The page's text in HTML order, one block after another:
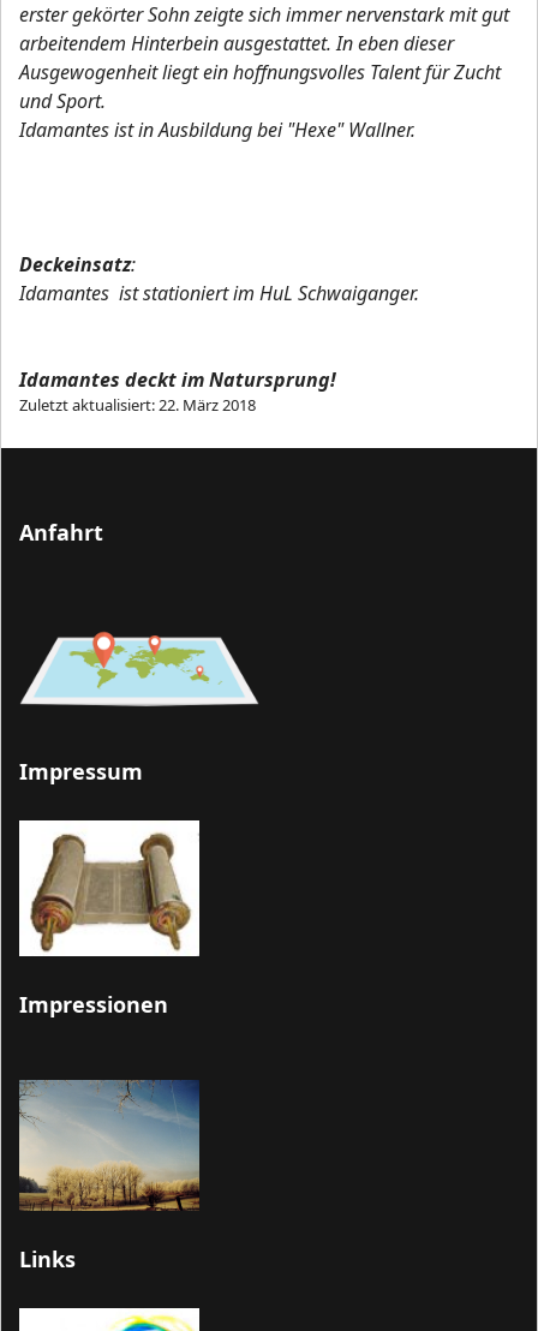
erster gekörter Sohn zeigte sich immer nervenstark mit gut
arbeitendem Hinterbein ausgestattet. In eben dieser
Ausgewogenheit liegt ein hoffnungsvolles Talent für Zucht
und Sport.
Idamantes ist in Ausbildung bei "Hexe" Wallner.
Deckeinsatz:
Idamantes ist stationiert im HuL Schwaiganger.
Idamantes deckt im Natursprung!
Zuletzt aktualisiert: 22. März 2018
Anfahrt
Impressum
Impressionen
Links